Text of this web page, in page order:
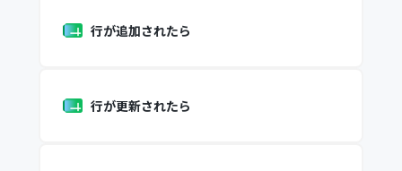
行が追加されたら
行が更新されたら